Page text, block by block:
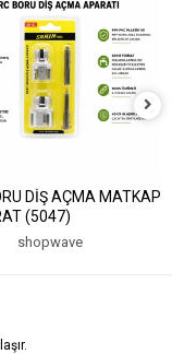
DİŞ AÇMA MATKAP
(5047)
shopwave